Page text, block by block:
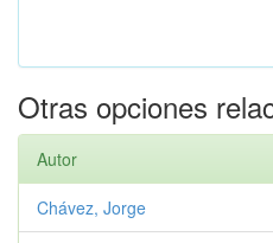
Otras opciones
Autor
Chávez, Jorge